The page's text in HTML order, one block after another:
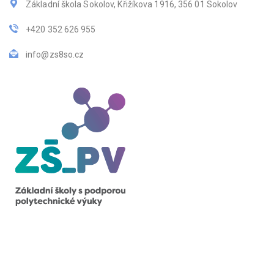
Základní škola Sokolov, Křižíkova 1916, 356 01 Sokolov
+420 352 626 955
info@zs8so.cz